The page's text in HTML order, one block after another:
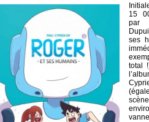
15
par
ses
total